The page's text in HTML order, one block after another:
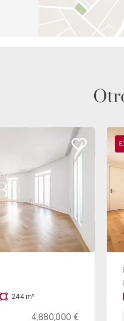
244 m²
4,880,000 €